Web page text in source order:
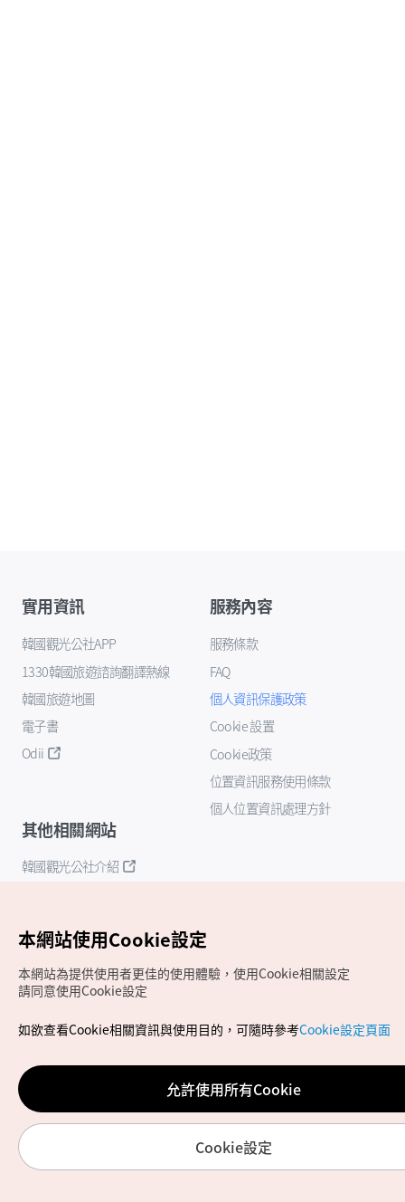
實用資訊
韓國觀光公社APP
1330韓國旅遊諮詢翻譯熱線
韓國旅遊地圖
電子書
Odii
服務內容
服務條款
FAQ
個人資訊保護政策
Cookie 設置
Cookie政策
位置資訊服務使用條款
個人位置資訊處理方針
其他相關網站
韓國觀光公社介紹
Copyrights (c) 韓國觀光公社版權所有
如有相關疑問或建議，歡迎來信至官方信箱
chinese_big5@knto.or.kr
本網站使用Cookie設定
本網站為提供使用者更佳的使用體驗，使用Cookie相關設定
請同意使用Cookie設定
如欲查看Cookie相關資訊與使用目的，可隨時參考Cookie設定頁面
允許使用所有Cookie
Cookie設定